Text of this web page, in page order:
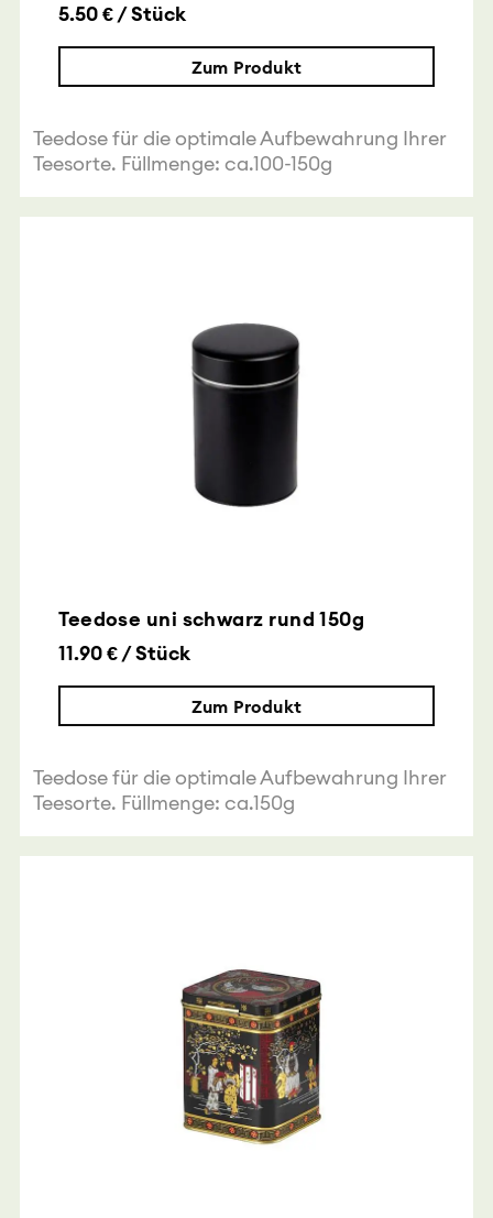
5.50 € / Stück
Zum Produkt
Teedose für die optimale Aufbewahrung Ihrer
Teesorte. Füllmenge: ca.100-150g
Teedose uni schwarz rund 150g
11.90 € / Stück
Zum Produkt
Teedose für die optimale Aufbewahrung Ihrer
Teesorte. Füllmenge: ca.150g